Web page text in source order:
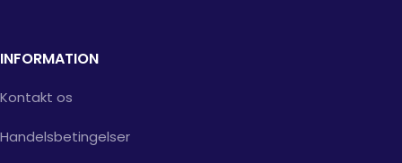
INFORMATION
Kontakt os
Handelsbetingelser